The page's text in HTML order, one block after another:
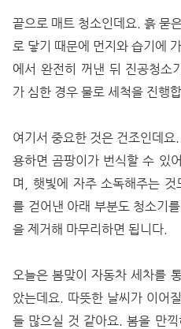
끝으로 매트 청소인데요. 흙 묻
로 닿기 때문에 먼지와 습기에
에서 완전히 꺼낸 뒤 진공청소
가 심한 경우 물로 세척을 진행
여기서 중요한 것은 건조인데
용하면 곰팡이가 번식할 수 있
며, 햇빛에 자주 소독해주는
를 걷어낸 아래 부분도 청소기
을 제거해 마무리하면 됩니다.
오늘은 봄맞이 자동차 세차를
았는데요. 따뜻한 날씨가 이어
들 많으실 것 같아요. 봄을 만